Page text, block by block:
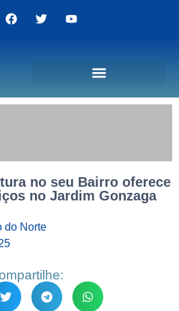
no seu Bairro oferece
no Jardim Gonzaga
do Norte